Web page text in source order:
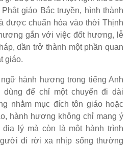
giáo Bắc truyền, hình thành
được chuẩn hóa vào thời Thịnh
gắn với việc đốt hương, lễ
dần trở thành một phần quan
giáo.
hành hương trong tiếng Anh
để chỉ một chuyến đi dài
nhằm mục đích tôn giáo hoặc
hành hương không chỉ mang ý
lý mà còn là một hành trình
đi rời xa nhịp sống thường